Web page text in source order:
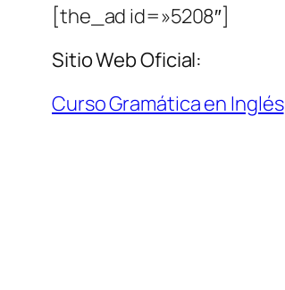
[the_ad id=»5208″]
Sitio Web Oficial:
Curso Gramática en Inglés